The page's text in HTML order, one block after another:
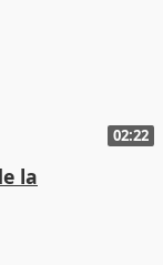
02:22
la